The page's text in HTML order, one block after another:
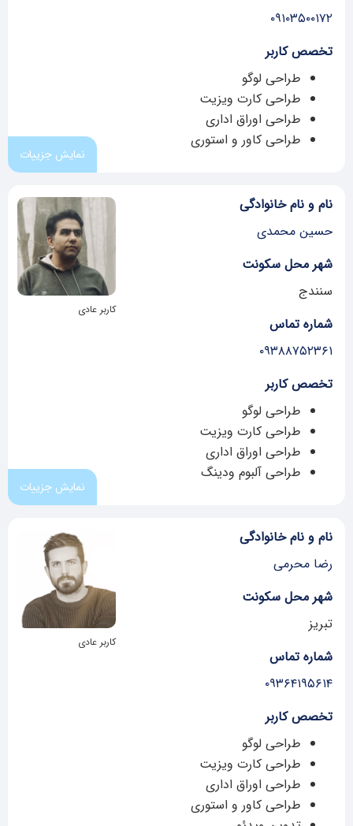
۰۹۱۰۳۵۰۰۱۷۲
تخصص کاربر
طراحی لوگو
طراحی کارت ویزیت
طراحی اوراق اداری
طراحی کاور و استوری
نمایش جزییات
کاربر عادی
نام و نام خانوادگی
حسین محمدی
شهر محل سکونت
سنندج
شماره تماس
۰۹۳۸۸۷۵۲۳۶۱
تخصص کاربر
طراحی لوگو
طراحی کارت ویزیت
طراحی اوراق اداری
طراحی آلبوم ودینگ
نمایش جزییات
کاربر عادی
نام و نام خانوادگی
رضا محرمی
شهر محل سکونت
تبریز
شماره تماس
۰۹۳۶۴۱۹۵۶۱۴
تخصص کاربر
طراحی لوگو
طراحی کارت ویزیت
طراحی اوراق اداری
طراحی کاور و استوری